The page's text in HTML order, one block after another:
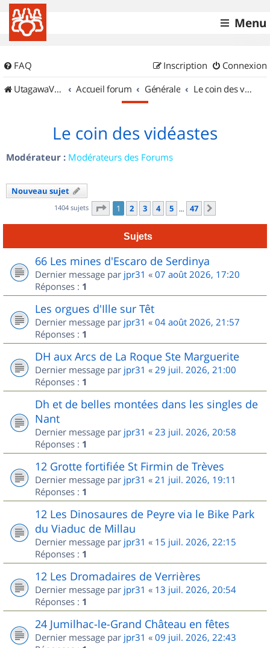
Menu
FAQ Connexion
Inscription
UtagawaVTT (Randos VTT et VTTAE avec traces GPS)
Accueil forum Générale Le coin des vidéastes
Le coin des vidéastes
Modérateur : Modérateurs des Forums
Nouveau sujet
1404 sujets Page 1sur
1 2 3 4 5 … 47
Sujets
66 Les mines d'Escaro de Serdinya
Dernier message par jpr31 « 07 août 2026, 17:20
Réponses : 1
Les orgues d'Ille sur Têt
Dernier message par jpr31 « 04 août 2026, 21:57
Réponses : 1
DH aux Arcs de La Roque Ste Marguerite
Dernier message par jpr31 « 29 juil. 2026, 21:00
Réponses : 1
Dh et de belles montées dans les singles de
Nant
Dernier message par jpr31 « 23 juil. 2026, 20:58
Réponses : 1
12 Grotte fortifiée St Firmin de Trèves
Dernier message par jpr31 « 21 juil. 2026, 19:11
Réponses : 1
12 Les Dinosaures de Peyre via le Bike Park
du Viaduc de Millau
Dernier message par jpr31 « 15 juil. 2026, 22:15
Réponses : 1
12 Les Dromadaires de Verrières
Dernier message par jpr31 « 13 juil. 2026, 20:54
Réponses : 1
24 Jumilhac-le-Grand Château en fêtes
Dernier message par jpr31 « 09 juil. 2026, 22:43